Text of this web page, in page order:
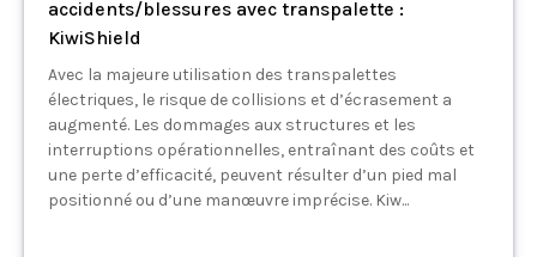
accidents/blessures avec transpalette :
KiwiShield
Avec la majeure utilisation des transpalettes
électriques, le risque de collisions et d’écrasement a
augmenté. Les dommages aux structures et les
interruptions opérationnelles, entraînant des coûts et
une perte d’efficacité, peuvent résulter d’un pied mal
positionné ou d’une manœuvre imprécise. Kiw...